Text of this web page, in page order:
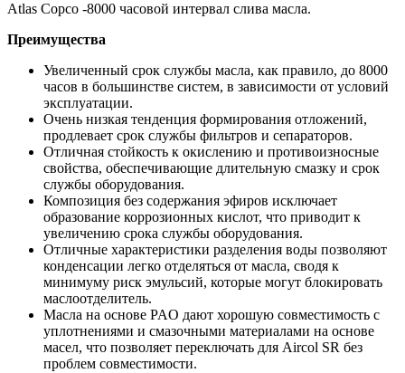
Atlas Copco -8000 часовой интервал слива масла.
Преимущества
Увеличенный срок службы масла, как правило, до 8000
часов в большинстве систем, в зависимости от условий
эксплуатации.
Очень низкая тенденция формирования отложений,
продлевает срок службы фильтров и сепараторов.
Отличная стойкость к окислению и противоизносные
свойства, обеспечивающие длительную смазку и срок
службы оборудования.
Композиция без содержания эфиров исключает
образование коррозионных кислот, что приводит к
увеличению срока службы оборудования.
Отличные характеристики разделения воды позволяют
конденсации легко отделяться от масла, сводя к
минимуму риск эмульсий, которые могут блокировать
маслоотделитель.
Масла на основе PAO дают хорошую совместимость с
уплотнениями и смазочными материалами на основе
масел, что позволяет переключать для Aircol SR без
проблем совместимости.